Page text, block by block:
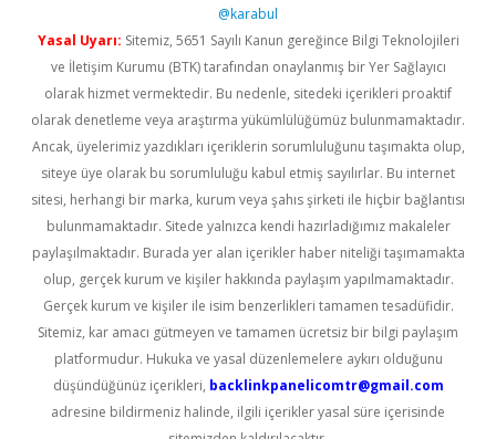
@karabul
Yasal Uyarı: Sitemiz, 5651 Sayılı Kanun gereğince Bilgi Teknolojileri
ve İletişim Kurumu (BTK) tarafından onaylanmış bir Yer Sağlayıcı
olarak hizmet vermektedir. Bu nedenle, sitedeki içerikleri proaktif
olarak denetleme veya araştırma yükümlülüğümüz bulunmamaktadır.
Ancak, üyelerimiz yazdıkları içeriklerin sorumluluğunu taşımakta olup,
siteye üye olarak bu sorumluluğu kabul etmiş sayılırlar. Bu internet
sitesi, herhangi bir marka, kurum veya şahıs şirketi ile hiçbir bağlantısı
bulunmamaktadır. Sitede yalnızca kendi hazırladığımız makaleler
paylaşılmaktadır. Burada yer alan içerikler haber niteliği taşımamakta
olup, gerçek kurum ve kişiler hakkında paylaşım yapılmamaktadır.
Gerçek kurum ve kişiler ile isim benzerlikleri tamamen tesadüfidir.
Sitemiz, kar amacı gütmeyen ve tamamen ücretsiz bir bilgi paylaşım
platformudur. Hukuka ve yasal düzenlemelere aykırı olduğunu
düşündüğünüz içerikleri, backlinkpanelicomtr@gmail.com
adresine bildirmeniz halinde, ilgili içerikler yasal süre içerisinde